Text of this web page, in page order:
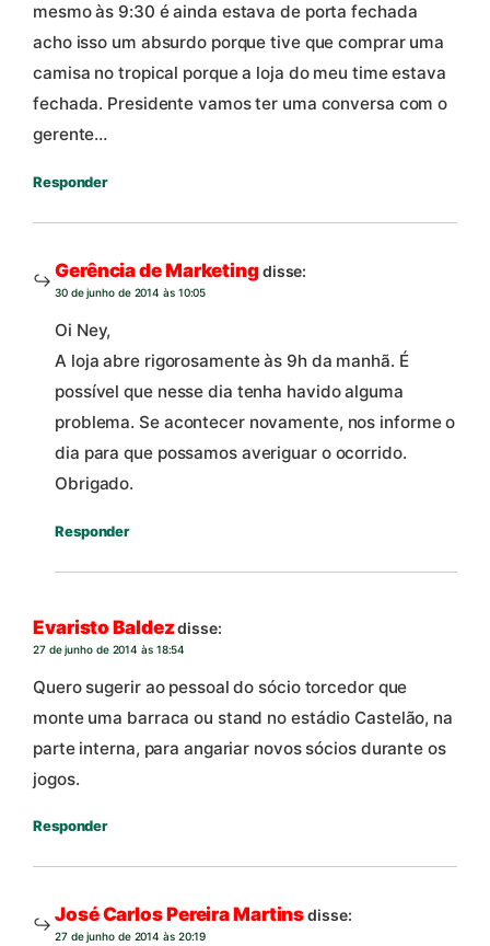
mesmo às 9:30 é ainda estava de porta fechada
acho isso um absurdo porque tive que comprar uma
camisa no tropical porque a loja do meu time estava
fechada. Presidente vamos ter uma conversa com o
gerente…
Responder
Gerência de Marketingdisse:
30 de junho de 2014 às 10:05
Oi Ney,
A loja abre rigorosamente às 9h da manhã. É
possível que nesse dia tenha havido alguma
problema. Se acontecer novamente, nos informe o
dia para que possamos averiguar o ocorrido.
Obrigado.
Responder
Evaristo Baldez disse:
27 de junho de 2014 às 18:54
Quero sugerir ao pessoal do sócio torcedor que
monte uma barraca ou stand no estádio Castelão, na
parte interna, para angariar novos sócios durante os
jogos.
Responder
José Carlos Pereira Martinsdisse:
27 de junho de 2014 às 20:19